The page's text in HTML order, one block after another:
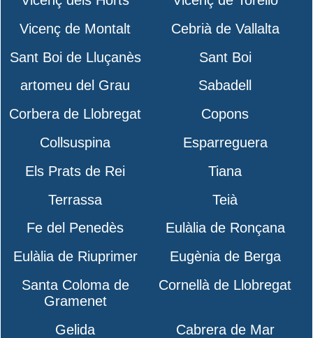
Vicenç de Montalt
Cebrià de Vallalta
Sant Boi de Lluçanès
Sant Boi
artomeu del Grau
Sabadell
Corbera de Llobregat
Copons
Collsuspina
Esparreguera
Els Prats de Rei
Tiana
Terrassa
Teià
Fe del Penedès
Eulàlia de Ronçana
Eulàlia de Riuprimer
Eugènia de Berga
Santa Coloma de
Gramenet
Cornellà de Llobregat
Gelida
Cabrera de Mar